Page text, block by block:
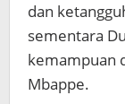
dan
sementara
kemampuan
Mbappe.